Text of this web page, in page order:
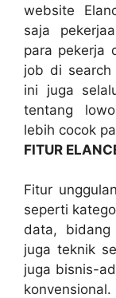
website
saja
para pekerja
job di search
ini juga
tentang
lebih cocok
FITUR
Fitur
seperti
data, bidang
juga teknik
juga bisnis-